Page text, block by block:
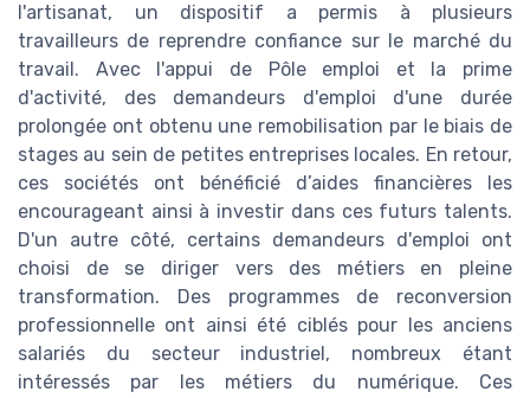
l'artisanat, un dispositif a permis à plusieurs
travailleurs de reprendre confiance sur le marché du
travail. Avec l'appui de Pôle emploi et la prime
d'activité, des demandeurs d'emploi d'une durée
prolongée ont obtenu une remobilisation par le biais de
stages au sein de petites entreprises locales. En retour,
ces sociétés ont bénéficié d’aides financières les
encourageant ainsi à investir dans ces futurs talents.
D'un autre côté, certains demandeurs d'emploi ont
choisi de se diriger vers des métiers en pleine
transformation. Des programmes de reconversion
professionnelle ont ainsi été ciblés pour les anciens
salariés du secteur industriel, nombreux étant
intéressés par les métiers du numérique. Ces